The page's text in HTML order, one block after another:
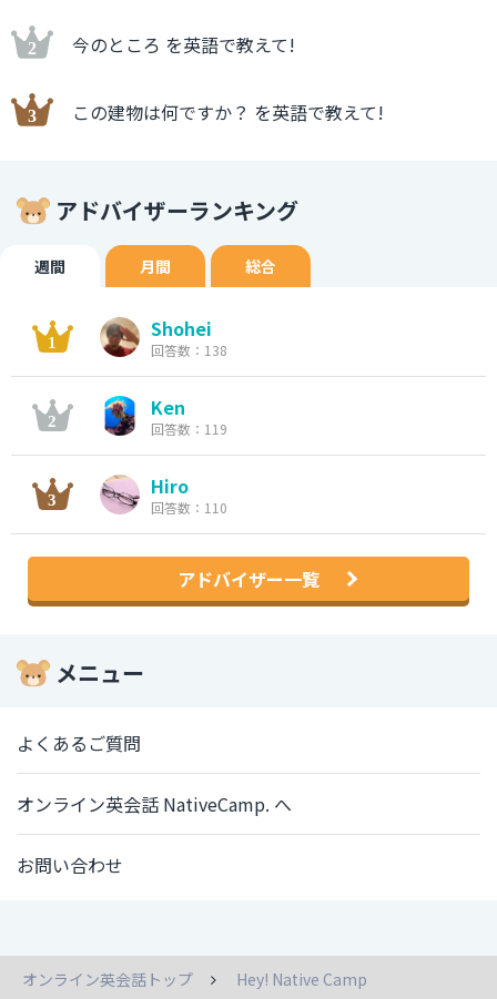
今のところ を英語で教えて!
この建物は何ですか？ を英語で教えて!
アドバイザーランキング
週間 月間 総合
Shohei
回答数：138
Ken
回答数：119
Hiro
回答数：110
アドバイザー一覧
メニュー
よくあるご質問
オンライン英会話 NativeCamp. へ
お問い合わせ
オンライン英会話トップ
Hey! Native Camp